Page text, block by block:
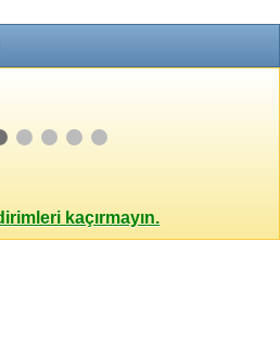
kaçırmayın.